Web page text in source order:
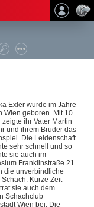
Exler wurde im Jahre
Wien geboren. Mit 10
zeigte ihr Vater Martin
und ihrem Bruder das
Die Leidenschaft
sehr schnell und so
sie auch im
Franklinstraße 21
die unverbindliche
Schach. Kurze Zeit
sie auch dem
Schachclub
Wien bei. Die